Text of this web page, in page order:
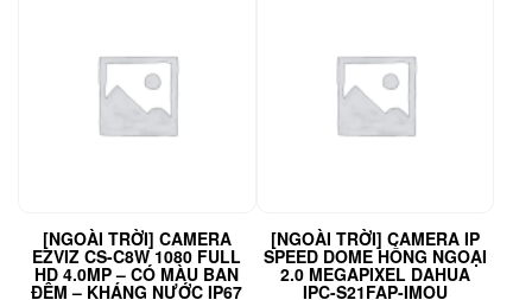
[NGOÀI TRỜI] CAMERA
EZVIZ CS-C8W 1080 FULL
HD 4.0MP – CÓ MÀU BAN
ĐÊM – KHÁNG NƯỚC IP67
[NGOÀI TRỜI] CAMERA IP
SPEED DOME HỒNG NGOẠI
2.0 MEGAPIXEL DAHUA
IPC-S21FAP-IMOU